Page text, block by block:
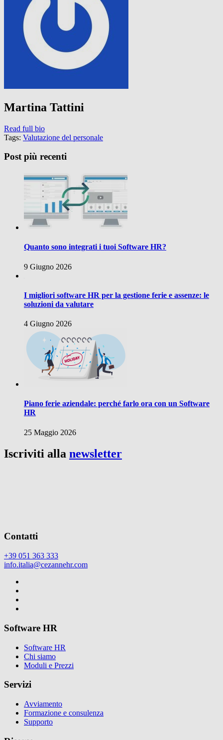
Martina Tattini
Read full bio
Tags: Valutazione del personale
Post più recenti
Quanto sono integrati i tuoi Software HR?
9 Giugno 2026
I migliori software HR per la gestione ferie e assenze: le
soluzioni da valutare
4 Giugno 2026
Piano ferie aziendale: perché farlo ora con un Software
HR
25 Maggio 2026
Iscriviti alla newsletter
Contatti
+39 051 363 333
info.italia@cezannehr.com
Software HR
Software HR
Chi siamo
Moduli e Prezzi
Servizi
Avviamento
Formazione e consulenza
Supporto